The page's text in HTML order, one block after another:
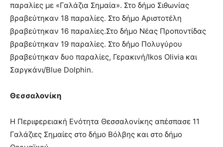
παραλίες με «Γαλάζια Σημαία». Στο δήμο Σιθωνίας
βραβεύτηκαν 18 παραλίες. Στο δήμο Αριστοτέλη
βραβεύτηκαν 16 παραλίες.Στο δήμο Νέας Προποντίδας
βραβεύτηκαν 19 παραλίες. Στο δήμο Πολυγύρου
βραβεύτηκαν δυο παραλίες, Γερακινή/Ikos Olivia και
Σαργκάνι/Blue Dolphin.
Θεσσαλονίκη
Η Περιφερειακή Ενότητα Θεσσαλονίκης απέσπασε 11
Γαλάζιες Σημαίες στο δήμο Βόλβης και στο δήμο